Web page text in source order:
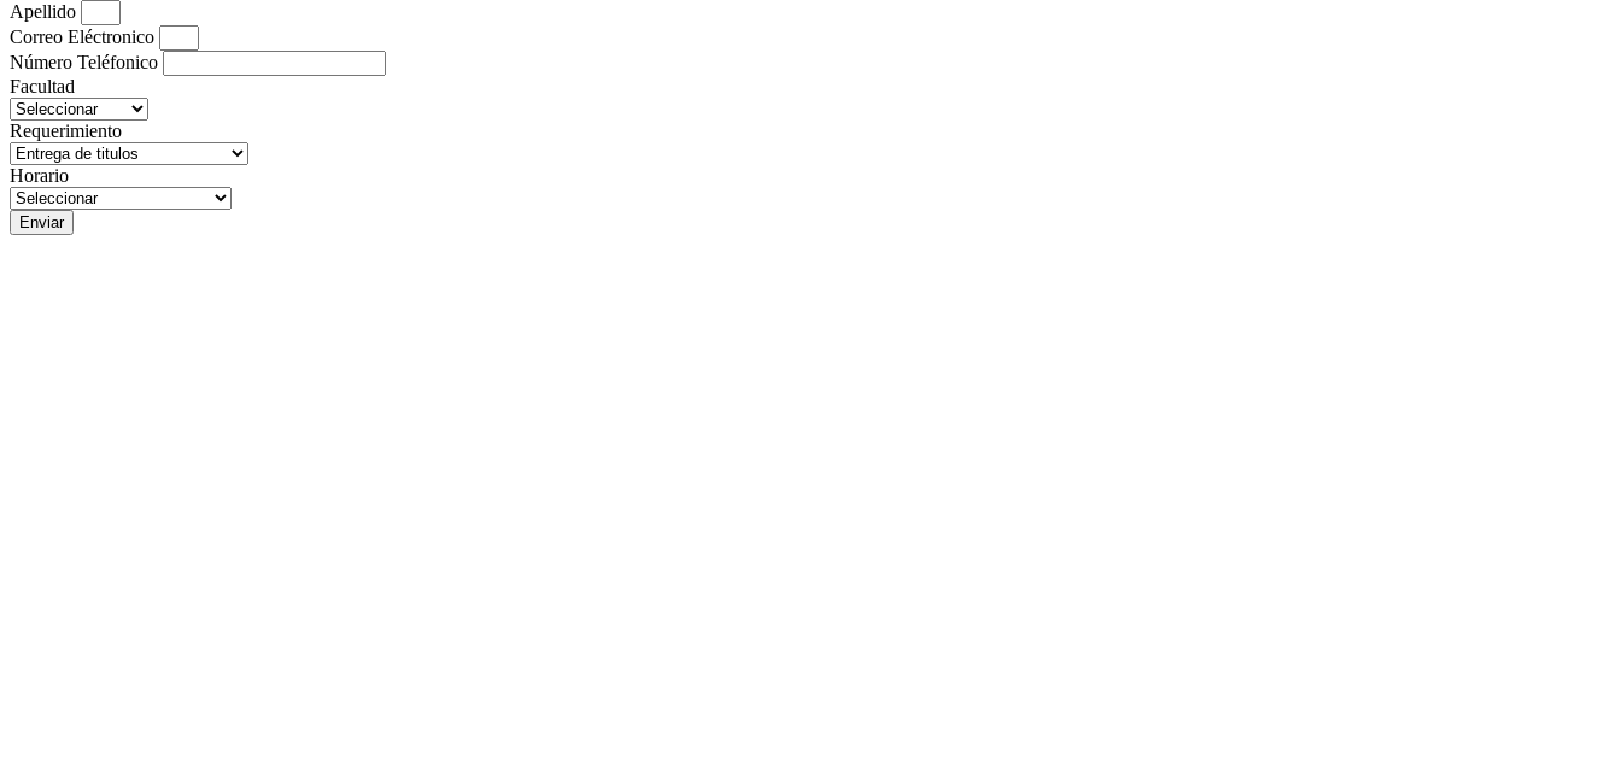
Apellido
Correo Eléctronico
Número Teléfonico
Facultad
Requerimiento
Horario
Enviar